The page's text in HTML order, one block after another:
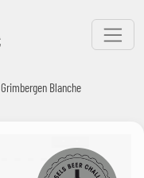
Bruxelles Beer Challenge
Menu
Grimbergen Blanche